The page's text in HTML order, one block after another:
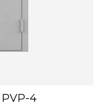
PVP-4